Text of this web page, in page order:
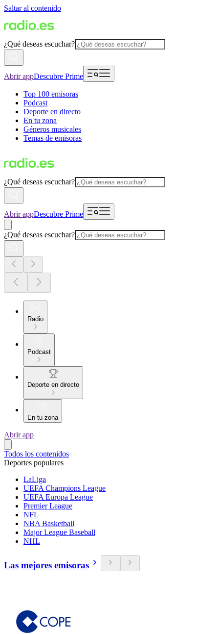
Saltar al contenido
¿Qué deseas escuchar?
Abrir appDescubre Prime
Top 100 emisoras
Podcast
Deporte en directo
En tu zona
Géneros musicales
Temas de emisoras
¿Qué deseas escuchar?
Abrir appDescubre Prime
¿Qué deseas escuchar?
Radio
Podcast
Deporte en directo
En tu zona
Abrir app
Todos los contenidos
Deportes populares
LaLiga
UEFA Champions League
UEFA Europa League
Premier League
NFL
NBA Basketball
Major League Baseball
NHL
Las mejores emisoras